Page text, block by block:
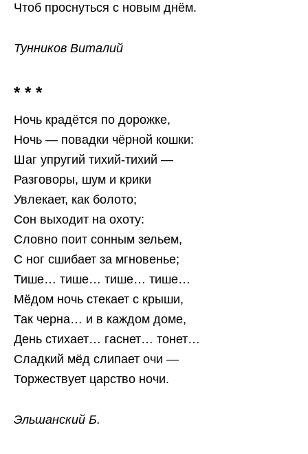
Чтоб проснуться с новым днём.
Тунников Виталий
* * *
Ночь крадётся по дорожке,
Ночь — повадки чёрной кошки:
Шаг упругий тихий-тихий —
Разговоры, шум и крики
Увлекает, как болото;
Сон выходит на охоту:
Словно поит сонным зельем,
С ног сшибает за мгновенье;
Тише… тише… тише… тише…
Мёдом ночь стекает с крыши,
Так черна… и в каждом доме,
День стихает… гаснет… тонет…
Сладкий мёд слипает очи —
Торжествует царство ночи.
Эльшанский Б.